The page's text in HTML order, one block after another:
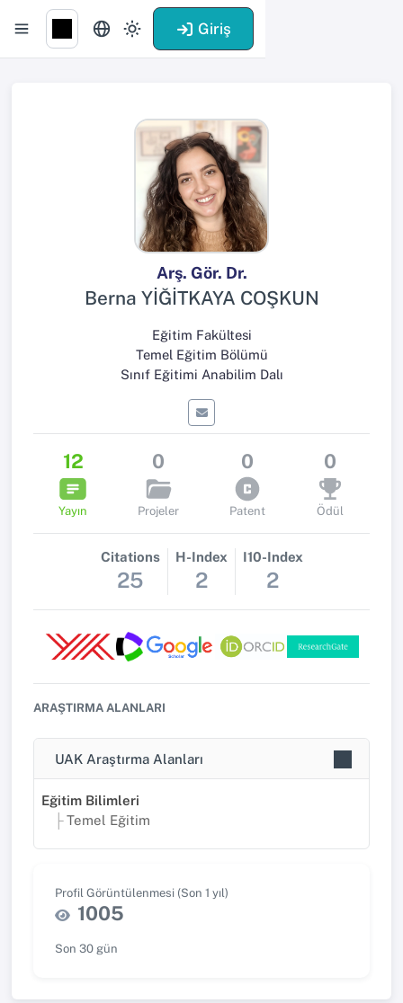
Giriş
Arş. Gör. Dr.
Berna YİĞİTKAYA COŞKUN
Eğitim Fakültesi
Temel Eğitim Bölümü
Sınıf Eğitimi Anabilim Dalı
12
Yayın
0
Projeler
0
Patent
0
Ödül
Citations
25
H-Index
2
I10-Index
2
ARAŞTIRMA ALANLARI
UAK Araştırma Alanları
Eğitim Bilimleri
Temel Eğitim
Profil Görüntülenmesi (Son 1 yıl)
1005
Son 30 gün